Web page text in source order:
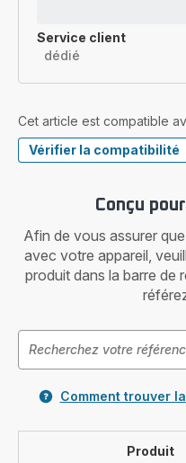
Service client
dédié
Cet article est compatible
Vérifier la compatibilité
Conçu
Afin de vous assurer
avec votre appareil,
produit dans la barre de
Comment trouver
Produit